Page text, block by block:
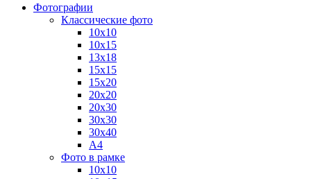
Фотографии
Классические фото
10х10
10х15
13х18
15х15
15х20
20х20
20х30
30х30
30х40
А4
Фото в рамке
10х10